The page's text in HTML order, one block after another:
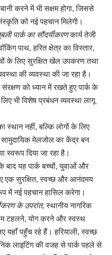
करने में भी सक्षम होगा, जिससे
को नई पहचान मिलेगी।
पार्क का सौंदर्यीकरणकार्य तेजी
पाथ, हरित क्षेत्र का विस्तार,
के लिए सुरक्षित खेल उपकरण तथा
की व्यवस्था की जा रहा है।
संरक्षण को ध्यान में रखते हुए पार्क के
भी विशेष प्रबंधन व्यवस्था लागू
स्थान नहीं, बल्कि लोगों के लिए
सामुदायिक मेलजोल का केंद्र बन
स्वरूप दिया जा रहा है।
बाद यह पार्क बच्चों, युवाओं और
एक सुरक्षित, स्वच्छ और आनंदमय
में नई पहचान हासिल करेगा।
के उपरांत, स्थानीय नागरिक
टहलने, योग करने और स्वस्थ
यहाँ पहुँच रहे हैं। हरियाली, स्वच्छ
लाइटिंग की वजह से पार्क पहले से